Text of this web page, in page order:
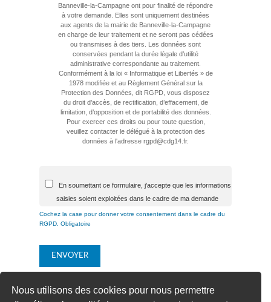
Nous utilisons des cookies pour nous permettre
Banneville-la-Campagne ont pour finalité de répondre
à votre demande. Elles sont uniquement destinées
aux agents de la mairie de Banneville-la-Campagne
en charge de leur traitement et ne seront pas cédées
ou transmises à des tiers. Les données sont
conservées pendant la durée légale d’utilité
administrative correspondante au traitement.
Conformément à la loi « Informatique et Libertés » de
1978 modifiée et au Règlement Général sur la
Protection des Données, dit RGPD, vous disposez
du droit d’accès, de rectification, d’effacement, de
limitation, d’opposition et de portabilité des données.
Pour exercer ces droits ou pour toute question,
veuillez contacter le délégué à la protection des
données à l'adresse rgpd@cdg14.fr.
saisies soient exploitées dans le cadre de ma demande
Cochez la case pour donner votre consentement dans le cadre du
RGPD. Obligatoire